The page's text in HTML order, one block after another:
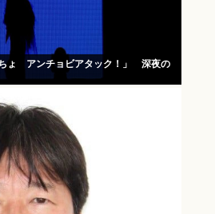
ちょ アンチョビアタック！」 深夜の